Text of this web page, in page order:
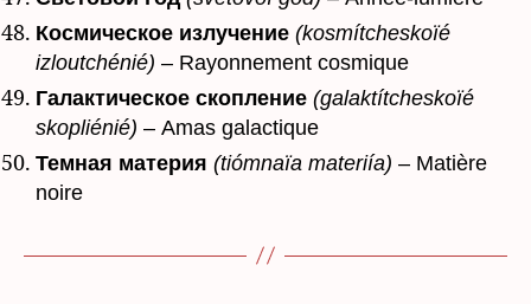
Космическое излучение (kosmítcheskoïé
izloutchénié) – Rayonnement cosmique
Галактическое скопление (galaktítcheskoïé
skopliénié) – Amas galactique
Темная материя (tiómnaïa materiía) – Matière
noire